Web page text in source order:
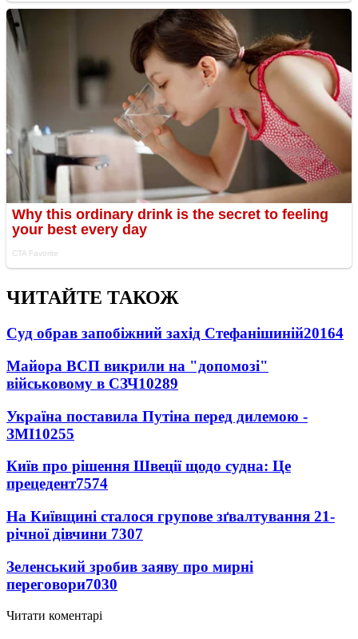
ЧИТАЙТЕ ТАКОЖ
Суд обрав запобіжний захід Стефанішиній20164
Майора ВСП викрили на "допомозі"
військовому в СЗЧ10289
Україна поставила Путіна перед дилемою -
ЗМІ10255
Київ про рішення Швеції щодо судна: Це
прецедент7574
На Київщині сталося групове зґвалтування 21-
річної дівчини 7307
Зеленський зробив заяву про мирні
переговори7030
Читати коментарі